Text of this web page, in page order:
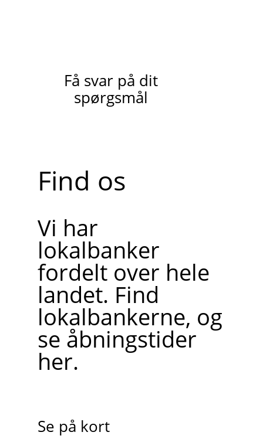
Få svar på dit
spørgsmål
Find os
Vi har
lokalbanker
fordelt over hele
landet. Find
lokalbankerne, og
se åbningstider
her.
Se på kort